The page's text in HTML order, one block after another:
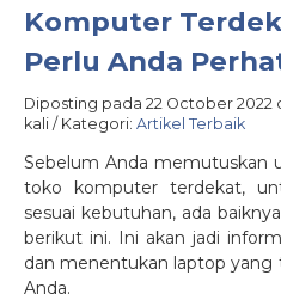
Komputer
Perlu Anda
Diposting pada 22 October 2022
kali / Kategori: Artikel Terbaik
Sebelum Anda
toko komputer terdekat,
sesuai kebutuhan, ada
berikut ini. Ini akan jadi
dan menentukan laptop yang
Anda.